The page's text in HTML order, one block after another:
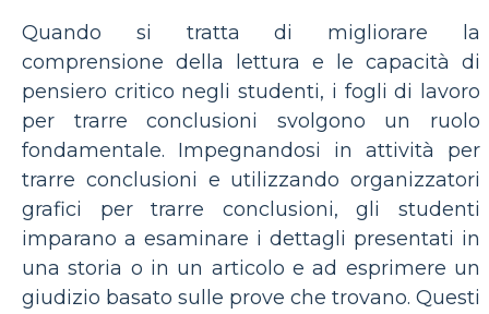
Quando si tratta di migliorare la
comprensione della lettura e le capacità di
pensiero critico negli studenti, i fogli di lavoro
per trarre conclusioni svolgono un ruolo
fondamentale. Impegnandosi in attività per
trarre conclusioni e utilizzando organizzatori
grafici per trarre conclusioni, gli studenti
imparano a esaminare i dettagli presentati in
una storia o in un articolo e ad esprimere un
giudizio basato sulle prove che trovano. Questi